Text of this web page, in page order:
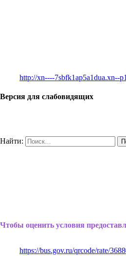
http://xn----7sbfk1ap5a1dua.xn--
Версия для слабовидящих
Найти:
Чтобы оценить условия
https://bus.gov.ru/qrcode/rate/